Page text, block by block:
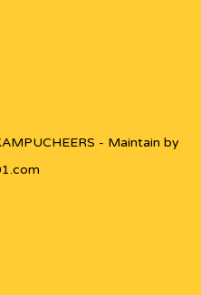
- Maintain by